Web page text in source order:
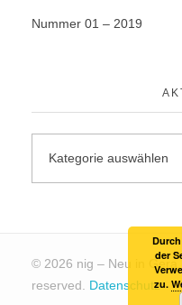
Nummer 01 – 2019
© 2026 nig – Neu in
reserved.
Datenschutz
der
zu.